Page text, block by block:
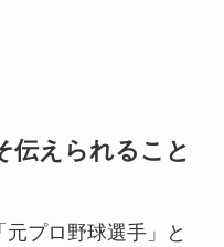
伝えられること
プロ野球選手」と